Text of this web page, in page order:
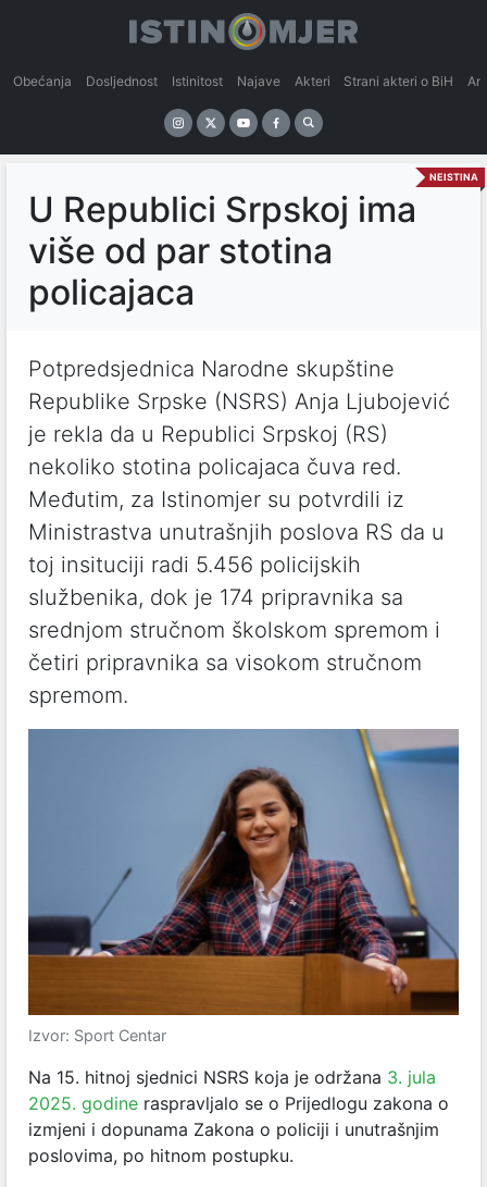
Obećanja Dosljednost Istinitost Najave Akteri Strani akteri o BiH
NEISTINA
U Republici Srpskoj ima
više od par stotina
policajaca
Potpredsjednica Narodne skupštine
Republike Srpske (NSRS) Anja Ljubojević
je rekla da u Republici Srpskoj (RS)
nekoliko stotina policajaca čuva red.
Međutim, za Istinomjer su potvrdili iz
Ministrastva unutrašnjih poslova RS da u
toj insituciji radi 5.456 policijskih
službenika, dok je 174 pripravnika sa
srednjom stručnom školskom spremom i
četiri pripravnika sa visokom stručnom
spremom.
Izvor: Sport Centar
Na 15. hitnoj sjednici NSRS koja je održana 3. jula
2025. godine raspravljalo se o Prijedlogu zakona o
izmjeni i dopunama Zakona o policiji i unutrašnjim
poslovima, po hitnom postupku.